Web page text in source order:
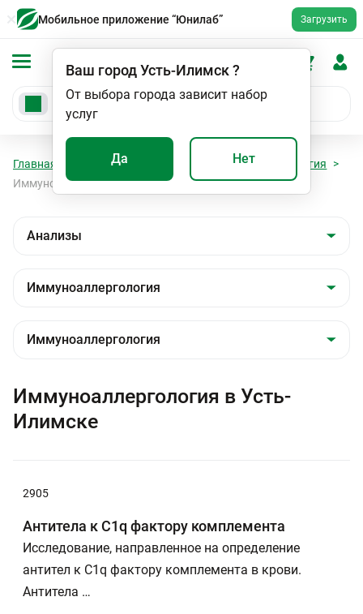
Мобильное приложение “Юнилаб” Загрузить
Ваш городУсть-Илимск?
От выбора города зависит набор
услуг
Да Нет
Главная Анализы
Иммуноаллергология
Иммуноаллергология
Иммуноаллергология в Усть-
Илимске
2905
Антитела к C1q фактору комплемента
Исследование, направленное на определение
антител к С1q фактору комплемента в крови.
Антитела …